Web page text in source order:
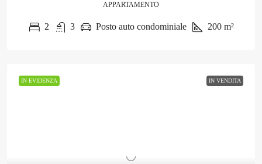
APPARTAMENTO
2 3 Posto auto condominiale 200 m²
IN EVIDENZA IN VENDITA